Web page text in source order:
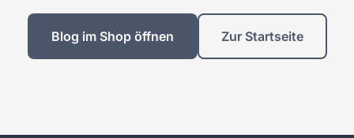
Blog im Shop öffnen Zur Startseite